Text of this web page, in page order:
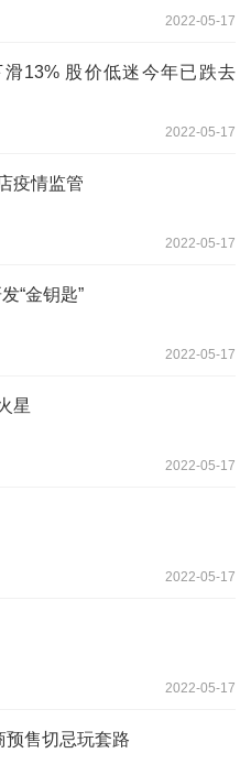
2022-05-17
13% 股价低迷今年已跌去
2022-05-17
疫情监管
2022-05-17
“金钥匙”
2022-05-17
星
2022-05-17
2022-05-17
2022-05-17
预售切忌玩套路